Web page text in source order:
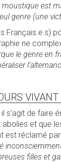
est
genre (une
Français.e.s)
ne
le genre
VIVANT
il s’agit de faire
et que
réclamé
filles et